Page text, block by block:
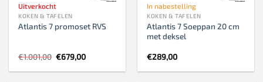
Uitverkocht
KOKEN & TAFELEN
Atlantis 7 promoset RVS
€1.001,00 Oorspronkelijke
prijs
was:
€679,00Huidige
is:
In nabestelling
KOKEN & TAFELEN
Atlantis 7 Soeppan 20 cm
met deksel
€289,00